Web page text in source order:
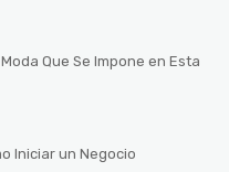
Que Se Impone en Esta
Iniciar un Negocio